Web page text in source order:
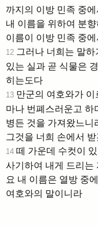
까지의 이방 민족 중
내 이름을 위하여 분
이름이 이방 민족 중
12 그러나 너희는 말
있는 실과 곧 식물은
히는도다
13 만군의 여호와가
마나 번폐스러운고 하
병든 것을 가져왔느니
그것을 너희 손에서
14 떼 가운데 수컷이
사기하여 내게 드리는
요 내 이름은 열방 중
여호와의 말이니라